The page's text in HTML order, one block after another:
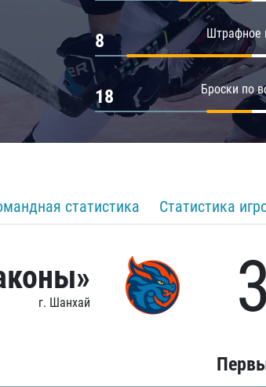
Штрафное
8
Броски по
18
статистика Статистика
г. Шанхай